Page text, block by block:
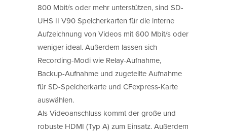
800 Mbit/s oder mehr unterstützen, sind SD-
UHS II V90 Speicherkarten für die interne
Aufzeichnung von Videos mit 600 Mbit/s oder
weniger ideal. Außerdem lassen sich
Recording-Modi wie Relay-Aufnahme,
Backup-Aufnahme und zugeteilte Aufnahme
für SD-Speicherkarte und CFexpress-Karte
auswählen.
Als Videoanschluss kommt der große und
robuste HDMI (Typ A) zum Einsatz. Außerdem